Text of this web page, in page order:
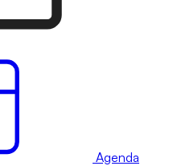
Agenda